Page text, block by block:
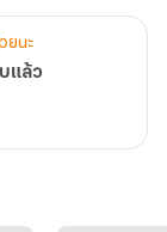
ยนะ
แล้ว